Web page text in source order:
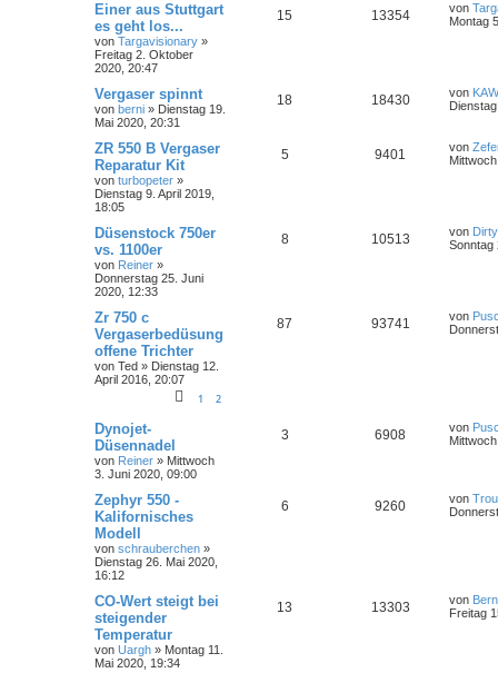
Einer aus Stuttgart
es geht los...
von Targavisionary »
Freitag 2. Oktober
2020, 20:47
15 13354 von
Montag
Vergaser spinnt
von berni » Dienstag 19.
Mai 2020, 20:31
18 18430 von
ZR 550 B Vergaser
Reparatur Kit
von turbopeter »
Dienstag 9. April 2019,
18:05
5 9401 von
Düsenstock 750er
vs. 1100er
von Reiner »
Donnerstag 25. Juni
2020, 12:33
8 10513 von
Sonntag
Zr 750 c
Vergaserbedüsung
offene Trichter
von Ted » Dienstag 12.
April 2016, 20:07
1 2
87 93741 von
Dynojet-
Düsennadel
von Reiner » Mittwoch
3. Juni 2020, 09:00
3 6908 von
Zephyr 550 -
Kalifornisches
Modell
von schrauberchen »
Dienstag 26. Mai 2020,
16:12
6 9260 von
CO-Wert steigt bei
steigender
Temperatur
von Uargh » Montag 11.
Mai 2020, 19:34
13 13303 von
Freitag